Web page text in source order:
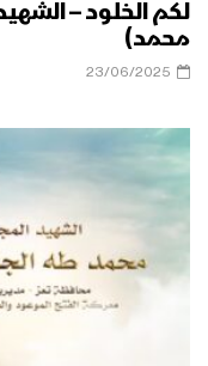
لكم الخلود –
محمد)
23/06/2025